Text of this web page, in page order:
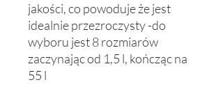
jakości, co powoduje że jest
idealnie przezroczysty -do
wyboru jest 8 rozmiarów
zaczynając od 1,5 l, kończąc na
55 l